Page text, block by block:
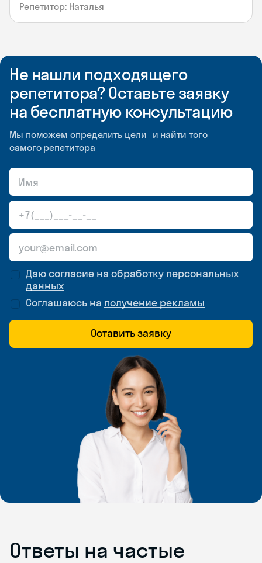
Репетитор: Наталья
Не нашли подходящего
репетитора? Оставьте заявку
на бесплатную консультацию
Мы поможем определить цели и найти того
самого репетитора
Даю согласие на обработку персональных
данных
Соглашаюсь на получение рекламы
Оставить заявку
Ответы на частые